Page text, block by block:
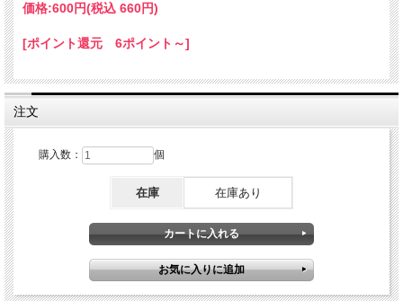
価格:600円(税込 660円)
[ポイント還元 6ポイント～]
注文
購入数： 個
在庫 在庫あり